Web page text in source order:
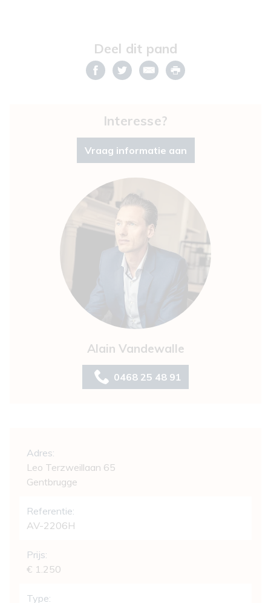
Deel dit pand
Interesse?
Vraag informatie aan
Alain Vandewalle
0468 25 48 91
Adres:
Leo Terzweillaan 65
Gentbrugge
Referentie:
AV-2206H
Prijs:
€ 1.250
Type: